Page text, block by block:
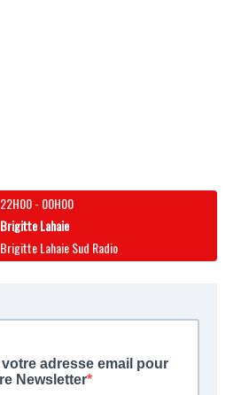
22H00- 00H00
Brigitte Lahaie
Brigitte Lahaie Sud Radio